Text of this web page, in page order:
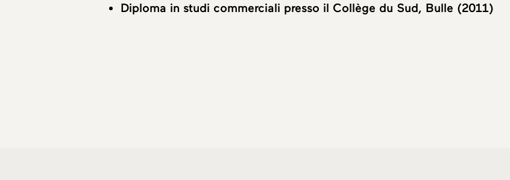
Diploma in studi commerciali presso il Collège du Sud, Bulle (2011)